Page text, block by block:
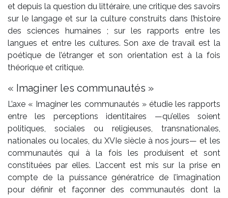
et depuis la question du littéraire, une critique des savoirs
sur le langage et sur la culture construits dans l’histoire
des sciences humaines ; sur les rapports entre les
langues et entre les cultures. Son axe de travail est la
poétique de l’étranger et son orientation est à la fois
théorique et critique.
« Imaginer les communautés »
L’axe « Imaginer les communautés » étudie les rapports
entre les perceptions identitaires —qu’elles soient
politiques, sociales ou religieuses, transnationales,
nationales ou locales, du XVIe siècle à nos jours— et les
communautés qui à la fois les produisent et sont
constituées par elles. L’accent est mis sur la prise en
compte de la puissance génératrice de l’imagination
pour définir et façonner des communautés dont la